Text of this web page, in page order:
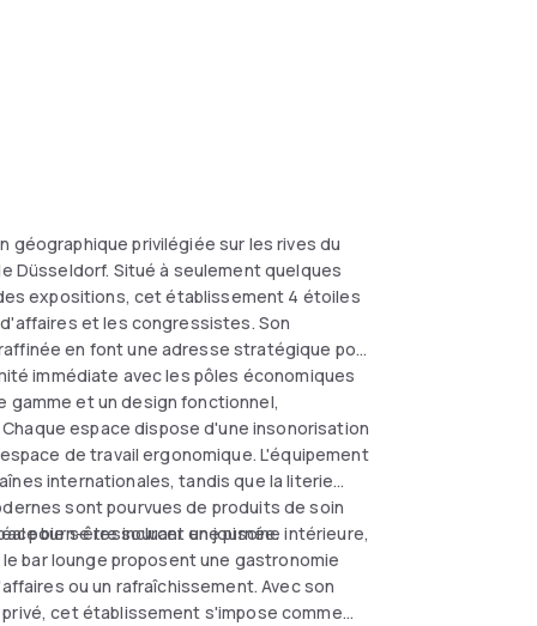
géographique privilégiée sur les rives du
Düsseldorf. Situé à seulement quelques
expositions, cet établissement 4 étoiles
et les congressistes. Son
en font une adresse stratégique pour
immédiate avec les pôles économiques
gamme et un design fonctionnel,
espace dispose d'une insonorisation
de travail ergonomique. L'équipement
internationales, tandis que la literie
sont pourvues de produits de soin
pour se ressourcer en journée.
bien-être incluant une piscine intérieure,
bar lounge proposent une gastronomie
ou un rafraîchissement. Avec son
cet établissement s'impose comme